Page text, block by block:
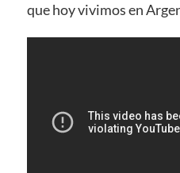
que hoy vivimos en